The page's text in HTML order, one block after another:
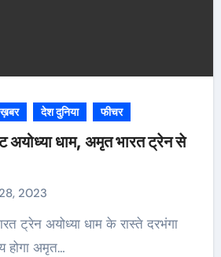
देश दुनिया फीचर
अयोध्या धाम, अमृत भारत ट्रेन से
2023
होगा अमृत…